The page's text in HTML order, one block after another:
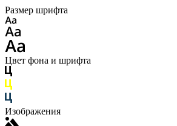
Размер шрифта
Цвет фона и шрифта
Изображения